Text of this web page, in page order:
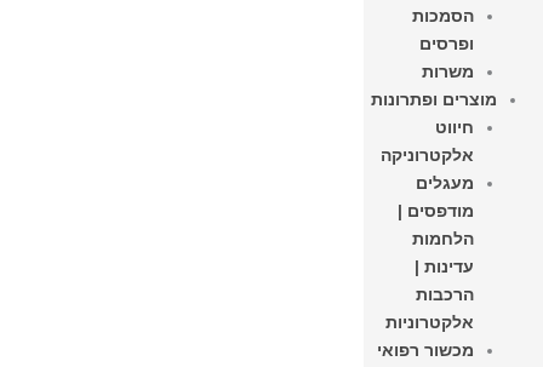
הסמכות
ופרסים
משרות
מוצרים ופתרונות
חיווט
אלקטרוניקה
מעגלים
מודפסים |
הלחמות
עדינות |
הרכבות
אלקטרוניות
מכשור רפואי